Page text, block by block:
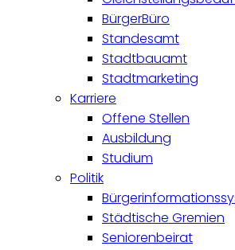
BürgerBüro
Standesamt
Stadtbauamt
Stadtmarketing
Karriere
Offene Stellen
Ausbildung
Studium
Politik
Städtische Gremien
Seniorenbeirat